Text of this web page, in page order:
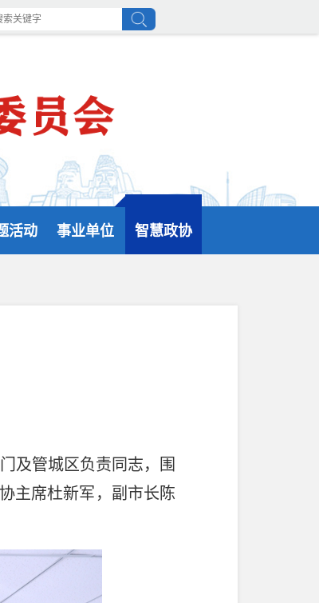
活动 事业单位 智慧政协
及管城区负责同志，围
主席杜新军，副市长陈